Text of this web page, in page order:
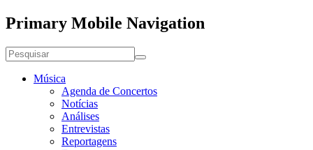
Primary Mobile Navigation
Música
Agenda de Concertos
Notícias
Análises
Entrevistas
Reportagens